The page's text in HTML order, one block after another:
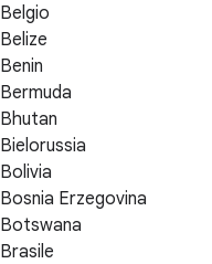
Belgio
Belize
Benin
Bermuda
Bhutan
Bielorussia
Bolivia
Bosnia Erzegovina
Botswana
Brasile